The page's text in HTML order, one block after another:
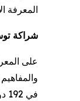
المعرفة
شراكة